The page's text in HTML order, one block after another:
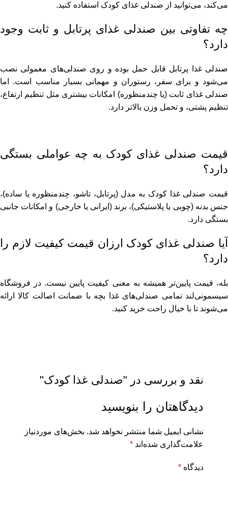
می‌کند، می‌توانید از صندلی غذای کودک استفاده کنید.
چه تفاوتی بین صندلی غذای پرتابل و ثابت وجود
دارد؟
صندلی غذا پرتابل قابل حمل بوده و روی صندلی‌های معمولی نصب
می‌شود و برای سفر، رستوران و مهمانی بسیار مناسب است. اما
صندلی غذای ثابت (یا چندمنظوره) امکانات بیشتری مثل تنظیم ارتفاع،
تنظیم پشتی، و تحمل وزن بالاتر دارد.
قیمت صندلی غذای کودک به چه عواملی بستگی
دارد؟
قیمت صندلی غذا کودک به مدل (پر‌تابل، تاشو، چندمنظوره یا ساده)،
جنس بدنه (چوبی یا پلاستیکی)، برند (ایرانی یا خارجی) و امکانات جانبی
بستگی دارد.
آیا صندلی غذای کودک ارزان قیمت کیفیت لازم را
دارد؟
بله، قیمت پایین‌تر همیشه به معنی کیفیت پایین نیست. در فروشگاه
سیسمونی‌لند تمامی صندلی‌های غذا بچه با ضمانت اصالت کالا ارائه
می‌شوند تا با خیال راحت خرید کنید.
نقد و بررسی در "صندلی غذا کودک"
دیدگاهتان را بنویسید
نشانی ایمیل شما منتشر نخواهد شد. بخش‌های موردنیاز
علامت‌گذاری شده‌اند *
دیدگاه *